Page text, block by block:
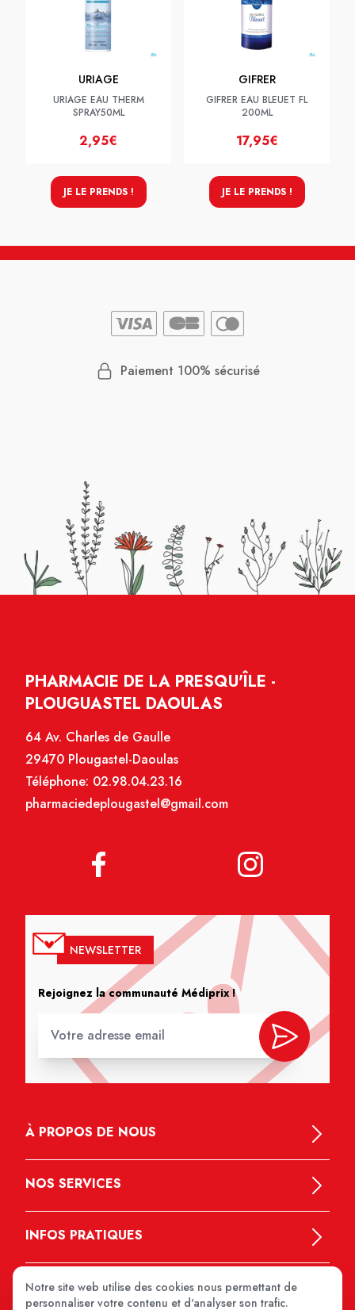
URIAGE
URIAGE EAU THERM
SPRAY50ML
2,95€
JE LE PRENDS !
GIFRER
GIFRER EAU BLEUET FL
200ML
17,95€
JE LE PRENDS !
Paiement 100% sécurisé
PHARMACIE DE LA PRESQU'ÎLE -
PLOUGUASTEL DAOULAS
64 Av. Charles de Gaulle
29470 Plougastel-Daoulas
Téléphone: 02.98.04.23.16
pharmaciedeplougastel@gmail.com
NEWSLETTER
Rejoignez la communauté Médiprix !
À PROPOS DE NOUS
NOS SERVICES
INFOS PRATIQUES
Notre site web utilise des cookies nous permettant de
personnaliser votre contenu et d'analyser son trafic.